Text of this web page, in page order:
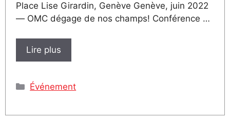
Place Lise Girardin, Genève Genève, juin 2022
— OMC dégage de nos champs! Conférence …
Lire plus
Catégories
Événement